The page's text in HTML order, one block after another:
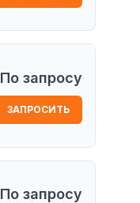
По запросу
ЗАПРОСИТЬ
По запросу